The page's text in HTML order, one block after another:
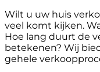
Wilt u uw huis
veel komt kijken.
Hoe lang duurt de
betekenen? Wij
gehele